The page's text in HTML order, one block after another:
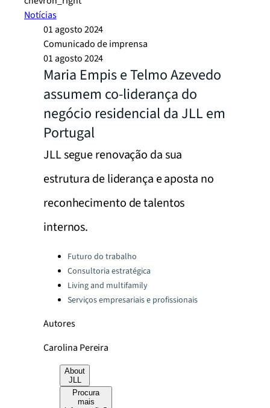
Notícias
01 agosto 2024
Comunicado de imprensa
01 agosto 2024
Maria Empis e Telmo Azevedo
assumem co-liderança do
negócio residencial da JLL em
Portugal
JLL segue renovação da sua
estrutura de liderança e aposta no
reconhecimento de talentos
internos.
Categories:Futuro do trabalho
Consultoria estratégica
Living and multifamily
Serviços empresariais e profissionais
Autores
Carolina Pereira
About
JLL
Procura
mais